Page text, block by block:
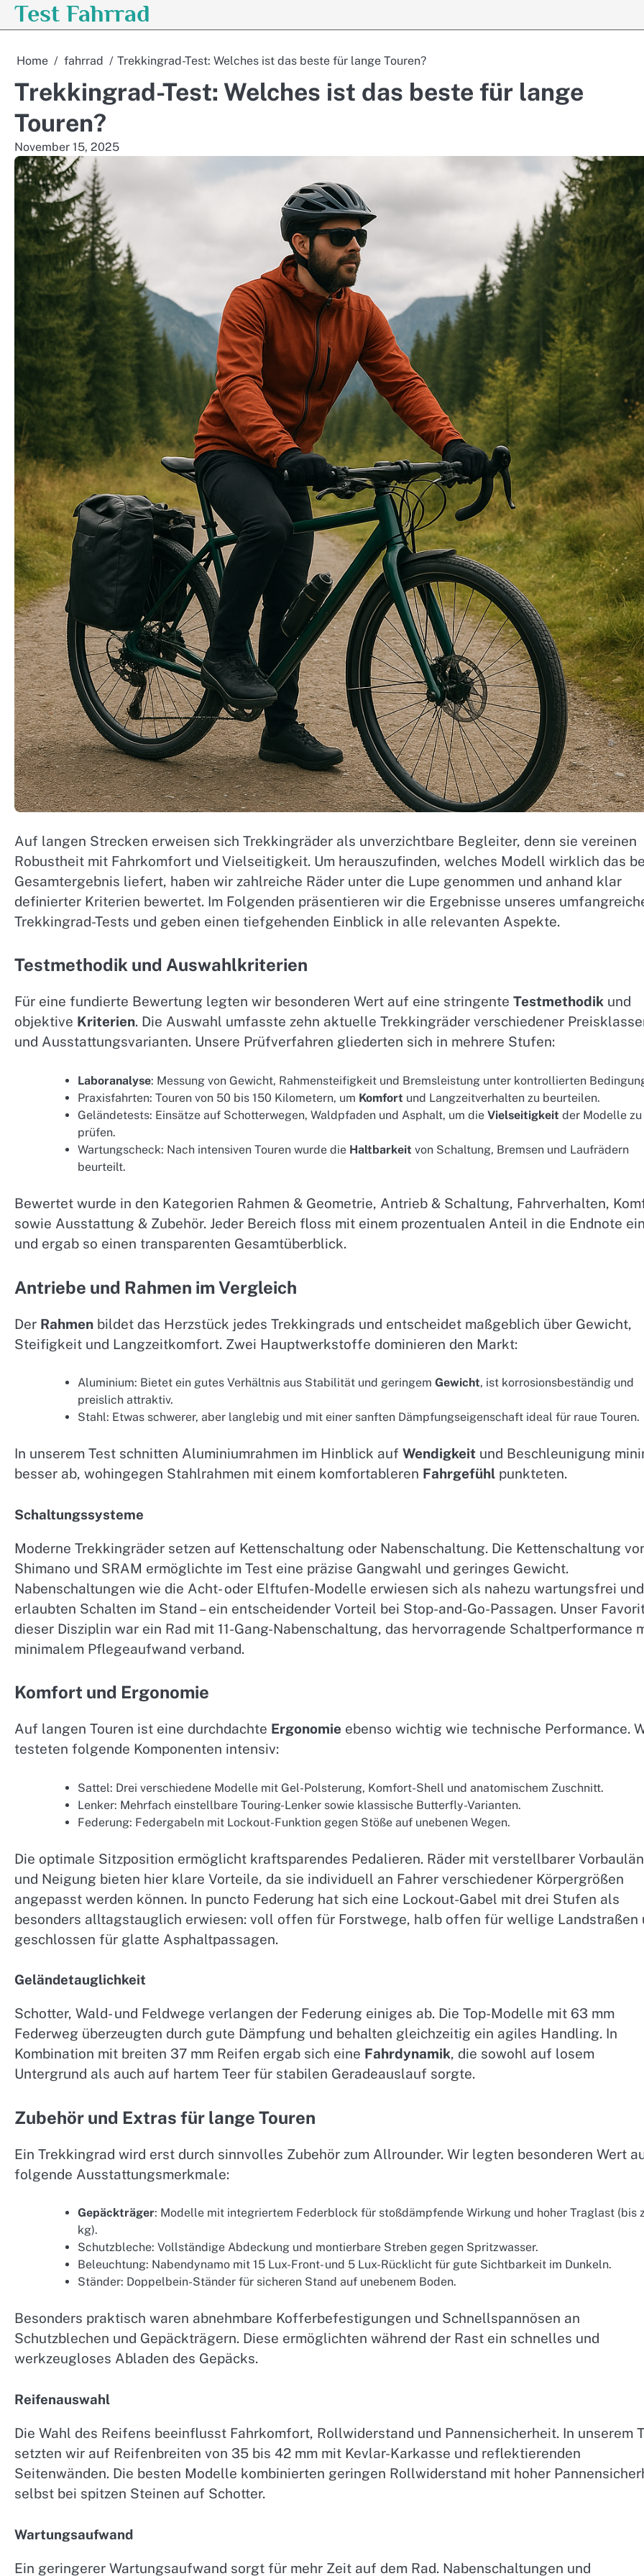
SkipTest Fahrrad
Home fahrrad Trekkingrad-Test: Welches ist das beste für lange Touren?
Trekkingrad-Test: Welches ist das beste für lange
Touren?
November 15, 2025
Auf langen Strecken erweisen sich Trekkingräder als unverzichtbare Begleiter, denn sie vereinen
Robustheit mit Fahrkomfort und Vielseitigkeit. Um herauszufinden, welches Modell wirklich das
Gesamtergebnis liefert, haben wir zahlreiche Räder unter die Lupe genommen und anhand klar
definierter Kriterien bewertet. Im Folgenden präsentieren wir die Ergebnisse unseres
Trekkingrad-Tests und geben einen tiefgehenden Einblick in alle relevanten Aspekte.
Testmethodik und Auswahlkriterien
Für eine fundierte Bewertung legten wir besonderen Wert auf eine stringente Testmethodik und
objektive Kriterien. Die Auswahl umfasste zehn aktuelle Trekkingräder verschiedener
und Ausstattungsvarianten. Unsere Prüfverfahren gliederten sich in mehrere Stufen:
Laboranalyse: Messung von Gewicht, Rahmensteifigkeit und Bremsleistung unter kontrollierten
Praxisfahrten: Touren von 50 bis 150 Kilometern, um Komfort und Langzeitverhalten zu beurteilen.
Geländetests: Einsätze auf Schotterwegen, Waldpfaden und Asphalt, um die Vielseitigkeit der Modelle zu
prüfen.
Wartungscheck: Nach intensiven Touren wurde die Haltbarkeit von Schaltung, Bremsen und Laufrädern
beurteilt.
Bewertet wurde in den Kategorien Rahmen & Geometrie, Antrieb & Schaltung, Fahrverhalten,
sowie Ausstattung & Zubehör. Jeder Bereich floss mit einem prozentualen Anteil in die Endnote ein
und ergab so einen transparenten Gesamtüberblick.
Antriebe und Rahmen im Vergleich
Der Rahmen bildet das Herzstück jedes Trekkingrads und entscheidet maßgeblich über Gewicht,
Steifigkeit und Langzeitkomfort. Zwei Hauptwerkstoffe dominieren den Markt:
Aluminium: Bietet ein gutes Verhältnis aus Stabilität und geringem Gewicht, ist korrosionsbeständig und
preislich attraktiv.
Stahl: Etwas schwerer, aber langlebig und mit einer sanften Dämpfungseigenschaft ideal für raue Touren.
In unserem Test schnitten Aluminiumrahmen im Hinblick auf Wendigkeit und Beschleunigung
besser ab, wohingegen Stahlrahmen mit einem komfortableren Fahrgefühl punkteten.
Schaltungssysteme
Moderne Trekkingräder setzen auf Kettenschaltung oder Nabenschaltung. Die Kettenschaltung
Shimano und SRAM ermöglichte im Test eine präzise Gangwahl und geringes Gewicht.
Nabenschaltungen wie die Acht- oder Elftufen-Modelle erwiesen sich als nahezu wartungsfrei und
erlaubten Schalten im Stand – ein entscheidender Vorteil bei Stop-and-Go-Passagen. Unser
dieser Disziplin war ein Rad mit 11-Gang-Nabenschaltung, das hervorragende Schaltperformance
minimalem Pflegeaufwand verband.
Komfort und Ergonomie
Auf langen Touren ist eine durchdachte Ergonomie ebenso wichtig wie technische Performance.
testeten folgende Komponenten intensiv:
Sattel: Drei verschiedene Modelle mit Gel-Polsterung, Komfort-Shell und anatomischem Zuschnitt.
Lenker: Mehrfach einstellbare Touring-Lenker sowie klassische Butterfly-Varianten.
Federung: Federgabeln mit Lockout-Funktion gegen Stöße auf unebenen Wegen.
Die optimale Sitzposition ermöglicht kraftsparendes Pedalieren. Räder mit verstellbarer
und Neigung bieten hier klare Vorteile, da sie individuell an Fahrer verschiedener Körpergrößen
angepasst werden können. In puncto Federung hat sich eine Lockout-Gabel mit drei Stufen als
besonders alltagstauglich erwiesen: voll offen für Forstwege, halb offen für wellige Landstraßen
geschlossen für glatte Asphaltpassagen.
Geländetauglichkeit
Schotter, Wald- und Feldwege verlangen der Federung einiges ab. Die Top-Modelle mit 63 mm
Federweg überzeugten durch gute Dämpfung und behalten gleichzeitig ein agiles Handling. In
Kombination mit breiten 37 mm Reifen ergab sich eine Fahrdynamik, die sowohl auf losem
Untergrund als auch auf hartem Teer für stabilen Geradeauslauf sorgte.
Zubehör und Extras für lange Touren
Ein Trekkingrad wird erst durch sinnvolles Zubehör zum Allrounder. Wir legten besonderen Wert
folgende Ausstattungsmerkmale:
Gepäckträger: Modelle mit integriertem Federblock für stoßdämpfende Wirkung und hoher Traglast (bis
kg).
Schutzbleche: Vollständige Abdeckung und montierbare Streben gegen Spritzwasser.
Beleuchtung: Nabendynamo mit 15 Lux-Front- und 5 Lux-Rücklicht für gute Sichtbarkeit im Dunkeln.
Ständer: Doppelbein-Ständer für sicheren Stand auf unebenem Boden.
Besonders praktisch waren abnehmbare Kofferbefestigungen und Schnellspannösen an
Schutzblechen und Gepäckträgern. Diese ermöglichten während der Rast ein schnelles und
werkzeugloses Abladen des Gepäcks.
Reifenauswahl
Die Wahl des Reifens beeinflusst Fahrkomfort, Rollwiderstand und Pannensicherheit. In unserem
setzten wir auf Reifenbreiten von 35 bis 42 mm mit Kevlar-Karkasse und reflektierenden
Seitenwänden. Die besten Modelle kombinierten geringen Rollwiderstand mit hoher
selbst bei spitzen Steinen auf Schotter.
Wartungsaufwand
Ein geringerer Wartungsaufwand sorgt für mehr Zeit auf dem Rad. Nabenschaltungen und